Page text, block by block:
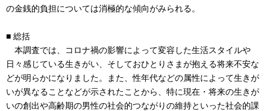
の金銭的負担については消極的な傾向がみられる。
■ 総括
本調査では、コロナ禍の影響によって変容した生活スタイルや
日々感じている生きがい、そしておひとりさまが抱える将来不安な
どが明らかになりました。また、性年代などの属性によって生きが
いが異なることなどが示されたことから、特に現在・将来の生きが
いの創出や高齢期の男性の社会的つながりの維持といった社会的課